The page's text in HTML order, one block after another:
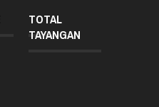
TOTAL
TAYANGAN